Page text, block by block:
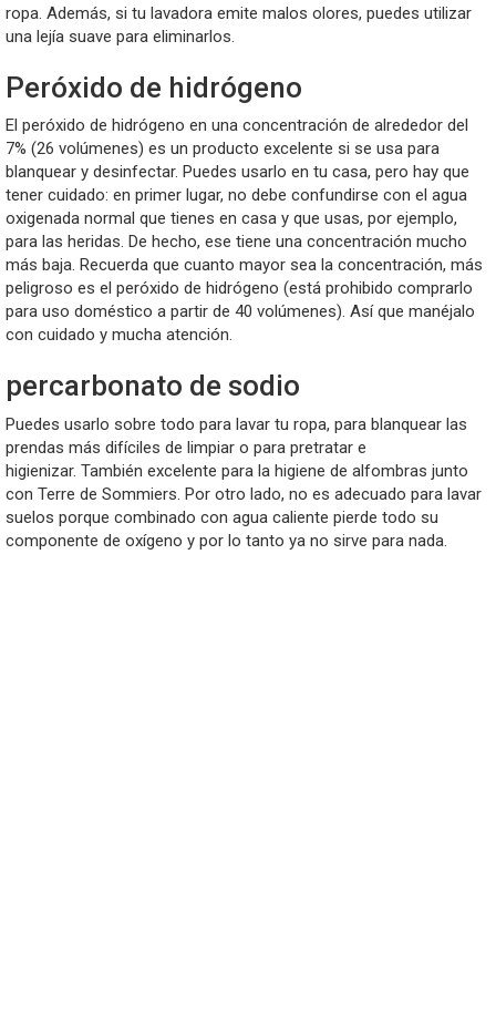
ropa. Además, si tu lavadora emite malos olores, puedes utilizar
una lejía suave para eliminarlos.
Peróxido de hidrógeno
El peróxido de hidrógeno en una concentración de alrededor del
7% (26 volúmenes) es un producto excelente si se usa para
blanquear y desinfectar. Puedes usarlo en tu casa, pero hay que
tener cuidado: en primer lugar, no debe confundirse con el agua
oxigenada normal que tienes en casa y que usas, por ejemplo,
para las heridas. De hecho, ese tiene una concentración mucho
más baja. Recuerda que cuanto mayor sea la concentración, más
peligroso es el peróxido de hidrógeno (está prohibido comprarlo
para uso doméstico a partir de 40 volúmenes). Así que manéjalo
con cuidado y mucha atención.
percarbonato de sodio
Puedes usarlo sobre todo para lavar tu ropa, para blanquear las
prendas más difíciles de limpiar o para pretratar e
higienizar. También excelente para la higiene de alfombras junto
con Terre de Sommiers. Por otro lado, no es adecuado para lavar
suelos porque combinado con agua caliente pierde todo su
componente de oxígeno y por lo tanto ya no sirve para nada.